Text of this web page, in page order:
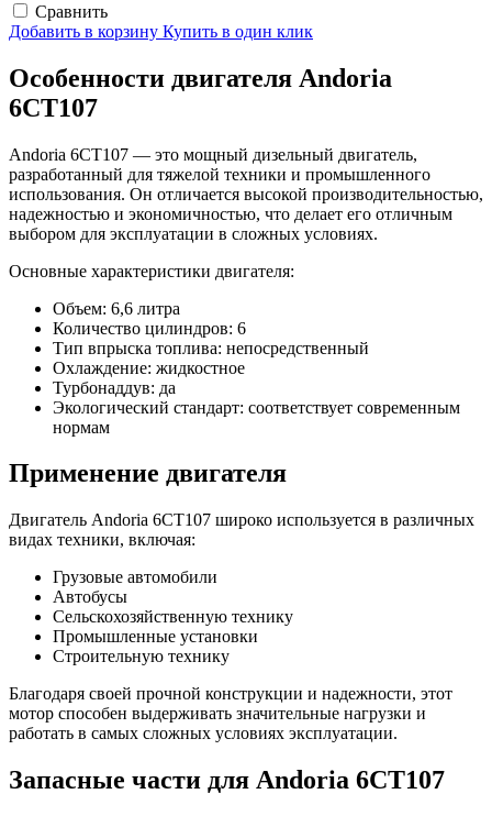
Сравнить
Добавить в корзину Купить в один клик
Особенности двигателя Andoria
6CT107
Andoria 6CT107 — это мощный дизельный двигатель,
разработанный для тяжелой техники и промышленного
использования. Он отличается высокой производительностью,
надежностью и экономичностью, что делает его отличным
выбором для эксплуатации в сложных условиях.
Основные характеристики двигателя:
Объем: 6,6 литра
Количество цилиндров: 6
Тип впрыска топлива: непосредственный
Охлаждение: жидкостное
Турбонаддув: да
Экологический стандарт: соответствует современным
нормам
Применение двигателя
Двигатель Andoria 6CT107 широко используется в различных
видах техники, включая:
Грузовые автомобили
Автобусы
Сельскохозяйственную технику
Промышленные установки
Строительную технику
Благодаря своей прочной конструкции и надежности, этот
мотор способен выдерживать значительные нагрузки и
работать в самых сложных условиях эксплуатации.
Запасные части для Andoria 6CT107